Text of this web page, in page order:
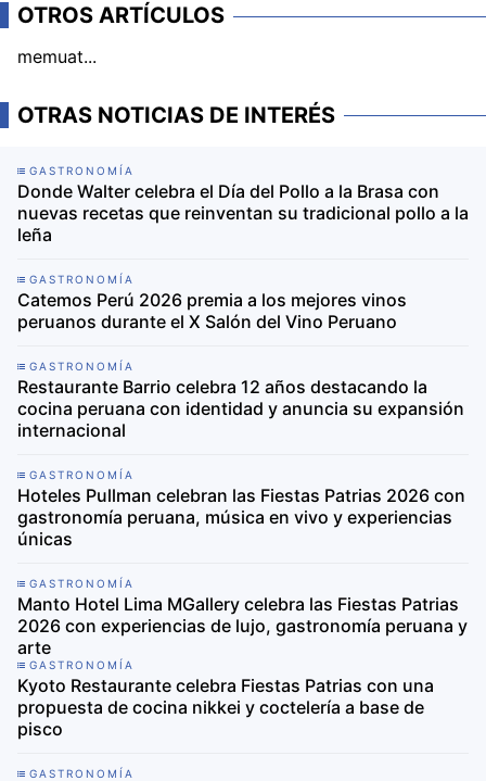
OTROS ARTÍCULOS
memuat...
OTRAS NOTICIAS DE INTERÉS
GASTRONOMÍA
Donde Walter celebra el Día del Pollo a la Brasa con
nuevas recetas que reinventan su tradicional pollo a la
leña
GASTRONOMÍA
Catemos Perú 2026 premia a los mejores vinos
peruanos durante el X Salón del Vino Peruano
GASTRONOMÍA
Restaurante Barrio celebra 12 años destacando la
cocina peruana con identidad y anuncia su expansión
internacional
GASTRONOMÍA
Hoteles Pullman celebran las Fiestas Patrias 2026 con
gastronomía peruana, música en vivo y experiencias
únicas
GASTRONOMÍA
Manto Hotel Lima MGallery celebra las Fiestas Patrias
2026 con experiencias de lujo, gastronomía peruana y
arte
GASTRONOMÍA
Kyoto Restaurante celebra Fiestas Patrias con una
propuesta de cocina nikkei y coctelería a base de
pisco
GASTRONOMÍA